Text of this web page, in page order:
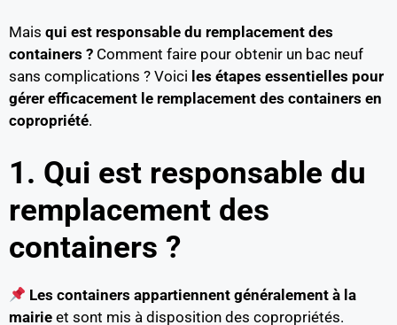
Mais qui est responsable du remplacement des
containers ? Comment faire pour obtenir un bac neuf
sans complications ? Voici les étapes essentielles pour
gérer efficacement le remplacement des containers en
copropriété.
1. Qui est responsable du
remplacement des
containers ?
Les containers appartiennent généralement à la
mairie et sont mis à disposition des copropriétés.